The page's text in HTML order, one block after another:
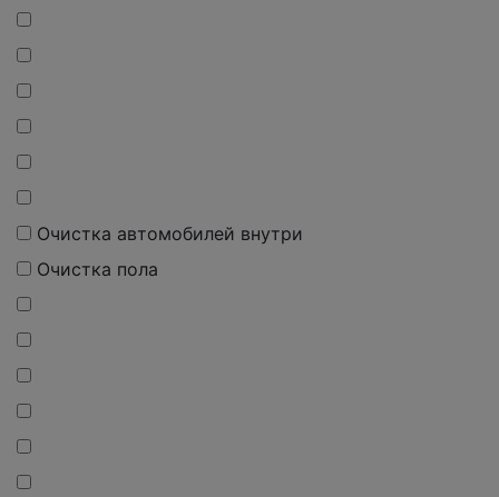
Очистка автомобилей внутри
Очистка пола